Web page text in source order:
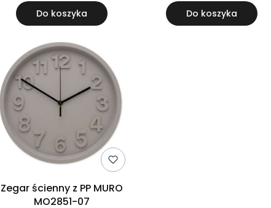
Do koszyka Do koszyka
Zegar ścienny z PP MURO
MO2851-07